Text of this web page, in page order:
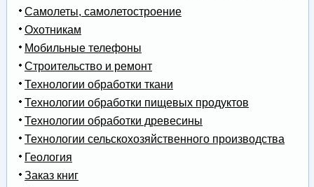
Самолеты, самолетостроение
Охотникам
Мобильные телефоны
Строительство и ремонт
Технологии обработки ткани
Технологии обработки пищевых продуктов
Технологии обработки древесины
Технологии сельскохозяйственного производства
Геология
Заказ книг